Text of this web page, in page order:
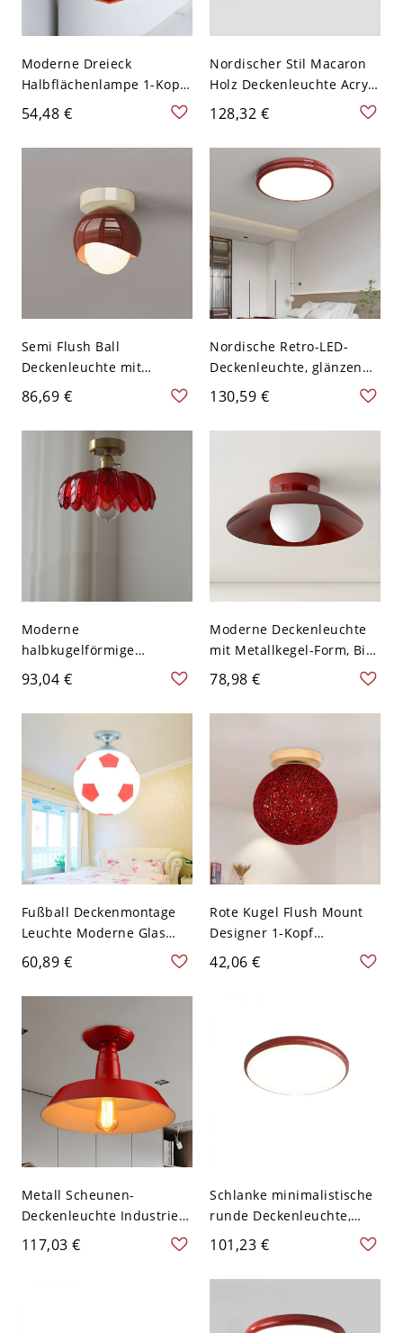
Moderne Dreieck
Halbflächenlampe 1-Kopf
Eisen Deckenleuchte in
Rot für Schlafzimmer
54,48 €
Nordischer Stil Macaron
Holz Deckenleuchte Acryl
Runde Flush Mount Licht
für Schlafzimmer - Rot
110V-120V 30,48 cm
Weißlicht
128,32 €
Semi Flush Ball
Deckenleuchte mit
Metallgestell im
modernen Stil,
Zinnoberrot, 110V-120V
86,69 €
Nordische Retro-LED-
Deckenleuchte, glänzende
runde Metallleuchte für
niedrige Decken - Rot
110V-120V 30,48 cm
130,59 €
Moderne
halbkugelförmige
Deckenleuchte für
Schlafzimmer - Rot 110V-
120V
93,04 €
Moderne Deckenleuchte
mit Metallkegel-Form, Bi-
Pin-Lichtern und Eisen-
Schirm - Rot 110V-120V
78,98 €
Fußball Deckenmontage
Leuchte Moderne Glas
Deckenbeleuchtung - Rot
110V-120V
60,89 €
Rote Kugel Flush Mount
Designer 1-Kopf
handgefertigte Rattan
Flush Deckenleuchte, 6"
42,06 €
Metall Scheunen-
Deckenleuchte Industrie 1
Kopf Schlafzimmer Halb-
Flush-
117,03 €
Schlanke minimalistische
runde Deckenleuchte,
flache Leuchte für
Schlafzimmer & Flur -
110V-120V 40,64 cm Rot-
101,23 €